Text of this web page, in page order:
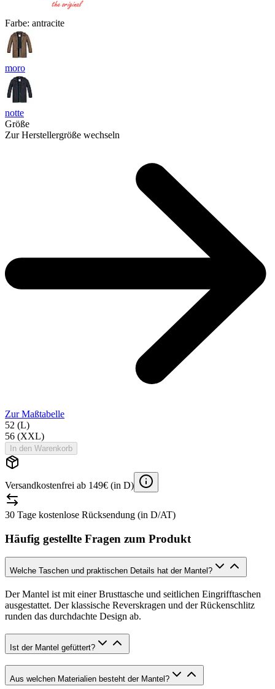
Farbe: antracite
moro
notte
Größe
Zur Herstellergröße wechseln
Zur Maßtabelle
52 (L)
56 (XXL)
In den Warenkorb
Versandkostenfrei ab 149€ (in D)
30 Tage kostenlose Rücksendung (in D/AT)
Häufig gestellte Fragen zum Produkt
Welche Taschen und praktischen Details hat der Mantel?
Der Mantel ist mit einer Brusttasche und seitlichen Eingrifftaschen
ausgestattet. Der klassische Reverskragen und der Rückenschlitz
runden das durchdachte Design ab.
Ist der Mantel gefüttert?
Aus welchen Materialien besteht der Mantel?